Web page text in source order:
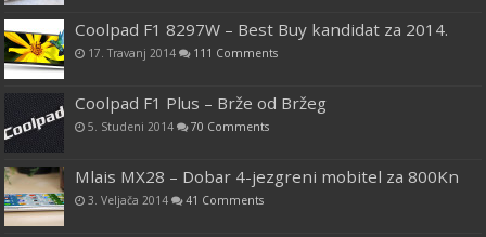
Coolpad F1 8297W – Best Buy kandidat za 2014.
17. Travanj 2014 111 Comments
Coolpad F1 Plus – Brže od Bržeg
5. Studeni 2014 70 Comments
Mlais MX28 – Dobar 4-jezgreni mobitel za 800Kn
3. Veljača 2014 41 Comments